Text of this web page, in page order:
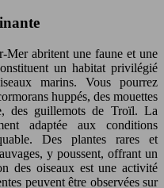
Mer abritent une faune et une
un habitat privilégié
marins. Vous pourrez
huppés, des mouettes
des guillemots de Troïl. La
adaptée aux conditions
Des plantes rares et
y poussent, offrant un
des oiseaux est une activité
peuvent être observées sur